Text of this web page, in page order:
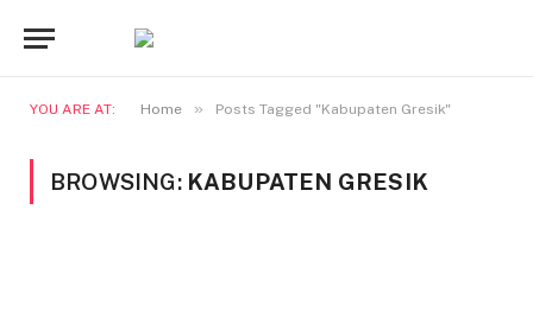
YOU ARE AT: Home » Posts Tagged "Kabupaten Gresik"
BROWSING: KABUPATEN GRESIK